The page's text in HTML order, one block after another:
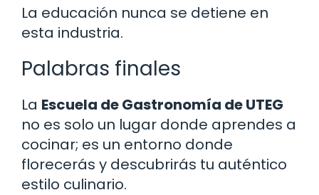
La educación nunca se detiene en
esta industria.
Palabras finales
La Escuela de Gastronomía de UTEG
no es solo un lugar donde aprendes a
cocinar; es un entorno donde
florecerás y descubrirás tu auténtico
estilo culinario.